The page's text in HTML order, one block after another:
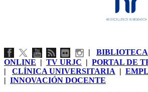
| BIBLIOTECA
ONLINE | TV URJC | PORTAL DE
| CLÍNICA UNIVERSITARIA |
| INNOVACIÓN DOCENTE